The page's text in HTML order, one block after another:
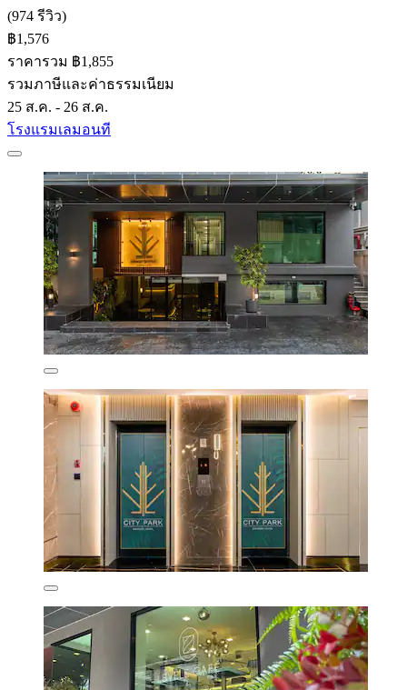
(974 รีวิว)
฿1,576
ราคารวม ฿1,855
รวมภาษีและค่าธรรมเนียม
25 ส.ค. - 26 ส.ค.
โรงแรมเลมอนที